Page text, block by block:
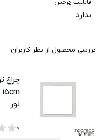
قابلیت چرخش
ندارد
بررسی محصول از نظر کاربران
نور
0